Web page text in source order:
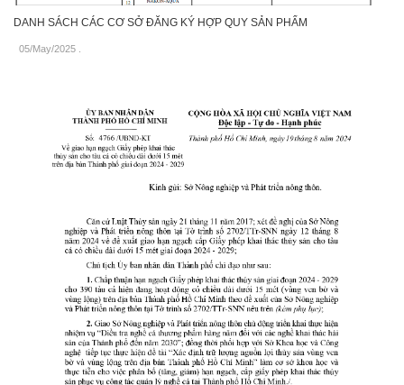
DANH SÁCH CÁC CƠ SỞ ĐĂNG KÝ HỢP QUY SẢN PHẨM
05/May/2025